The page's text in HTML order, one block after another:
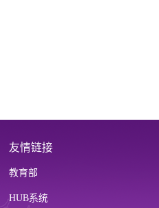
友情链接
教育部
HUB系统